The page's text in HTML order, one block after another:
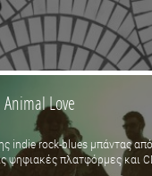
Love
indie rock-blues μπάντας
ψηφιακές πλατφόρμες και